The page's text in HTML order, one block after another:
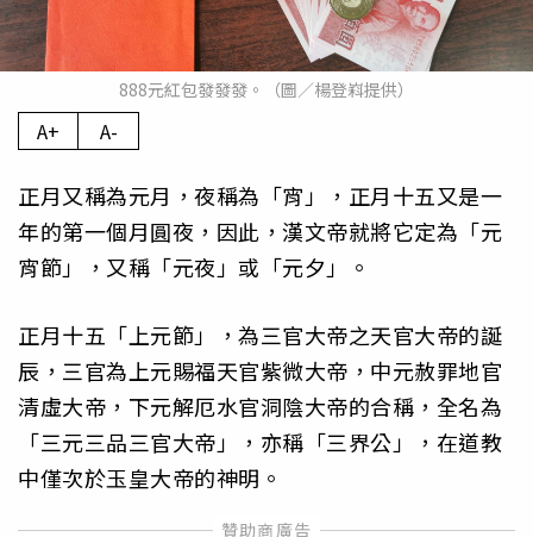
888元紅包發發發。（圖／楊登嵙提供）
A+ A-
正月又稱為元月，夜稱為「宵」，正月十五又是一
年的第一個月圓夜，因此，漢文帝就將它定為「元
宵節」，又稱「元夜」或「元夕」。
正月十五「上元節」，為三官大帝之天官大帝的誕
辰，三官為上元賜福天官紫微大帝，中元赦罪地官
清虛大帝，下元解厄水官洞陰大帝的合稱，全名為
「三元三品三官大帝」，亦稱「三界公」，在道教
中僅次於玉皇大帝的神明。